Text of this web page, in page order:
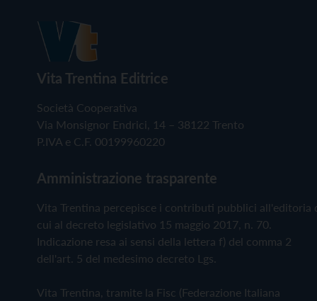
Vita Trentina Editrice
Società Cooperativa
Via Monsignor Endrici, 14 – 38122 Trento
P.IVA e C.F. 00199960220
Amministrazione trasparente
Vita Trentina percepisce i contributi pubblici all'editoria
cui al decreto legislativo 15 maggio 2017, n. 70.
Indicazione resa ai sensi della lettera f) del comma 2
dell'art. 5 del medesimo decreto Lgs.
Vita Trentina, tramite la Fisc (Federazione Italiana